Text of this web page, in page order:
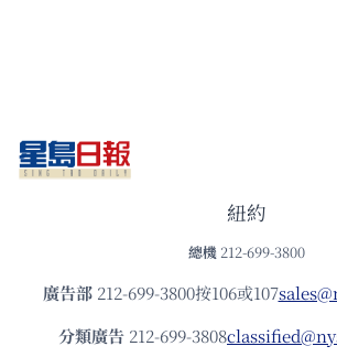
紐約
總機 212-699-3800
廣告部212-699-3800按106或107
分類廣告 212-699-3808